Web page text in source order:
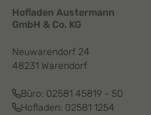
Hofladen Austermann
GmbH & Co. KG
Neuwarendorf 24
48231 Warendorf
Büro: 02581 45819 - 50
Hofladen: 02581 1254